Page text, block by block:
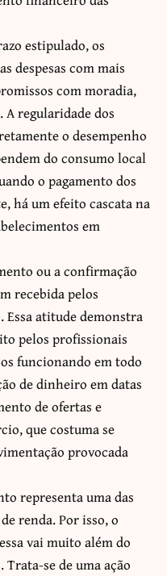
estipulado, os
despesas com mais
com moradia,
A regularidade dos
o desempenho
do consumo local
o pagamento dos
há um efeito cascata na
em
ou a confirmação
recebida pelos
atitude demonstra
pelos profissionais
funcionando em todo
de dinheiro em datas
de ofertas e
que costuma se
provocada
representa uma das
renda. Por isso, o
vai muito além do
se de uma ação